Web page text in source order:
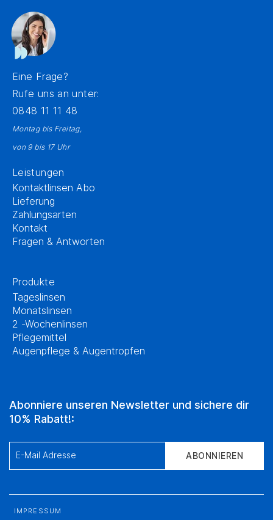
Eine Frage?
Rufe uns an unter:
0848 11 11 48
Montag bis Freitag,
von 9 bis 17 Uhr
Leistungen
Kontaktlinsen Abo
Lieferung
Zahlungsarten
Kontakt
Fragen & Antworten
Produkte
Tageslinsen
Monatslinsen
2 -Wochenlinsen
Pflegemittel
Augenpflege & Augentropfen
Abonniere unseren Newsletter und sichere dir
10% Rabatt!:
E-Mail Adresse ABONNIEREN
IMPRESSUM